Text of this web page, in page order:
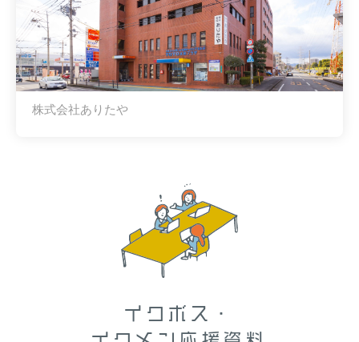
株式会社ありたや
イクボス・